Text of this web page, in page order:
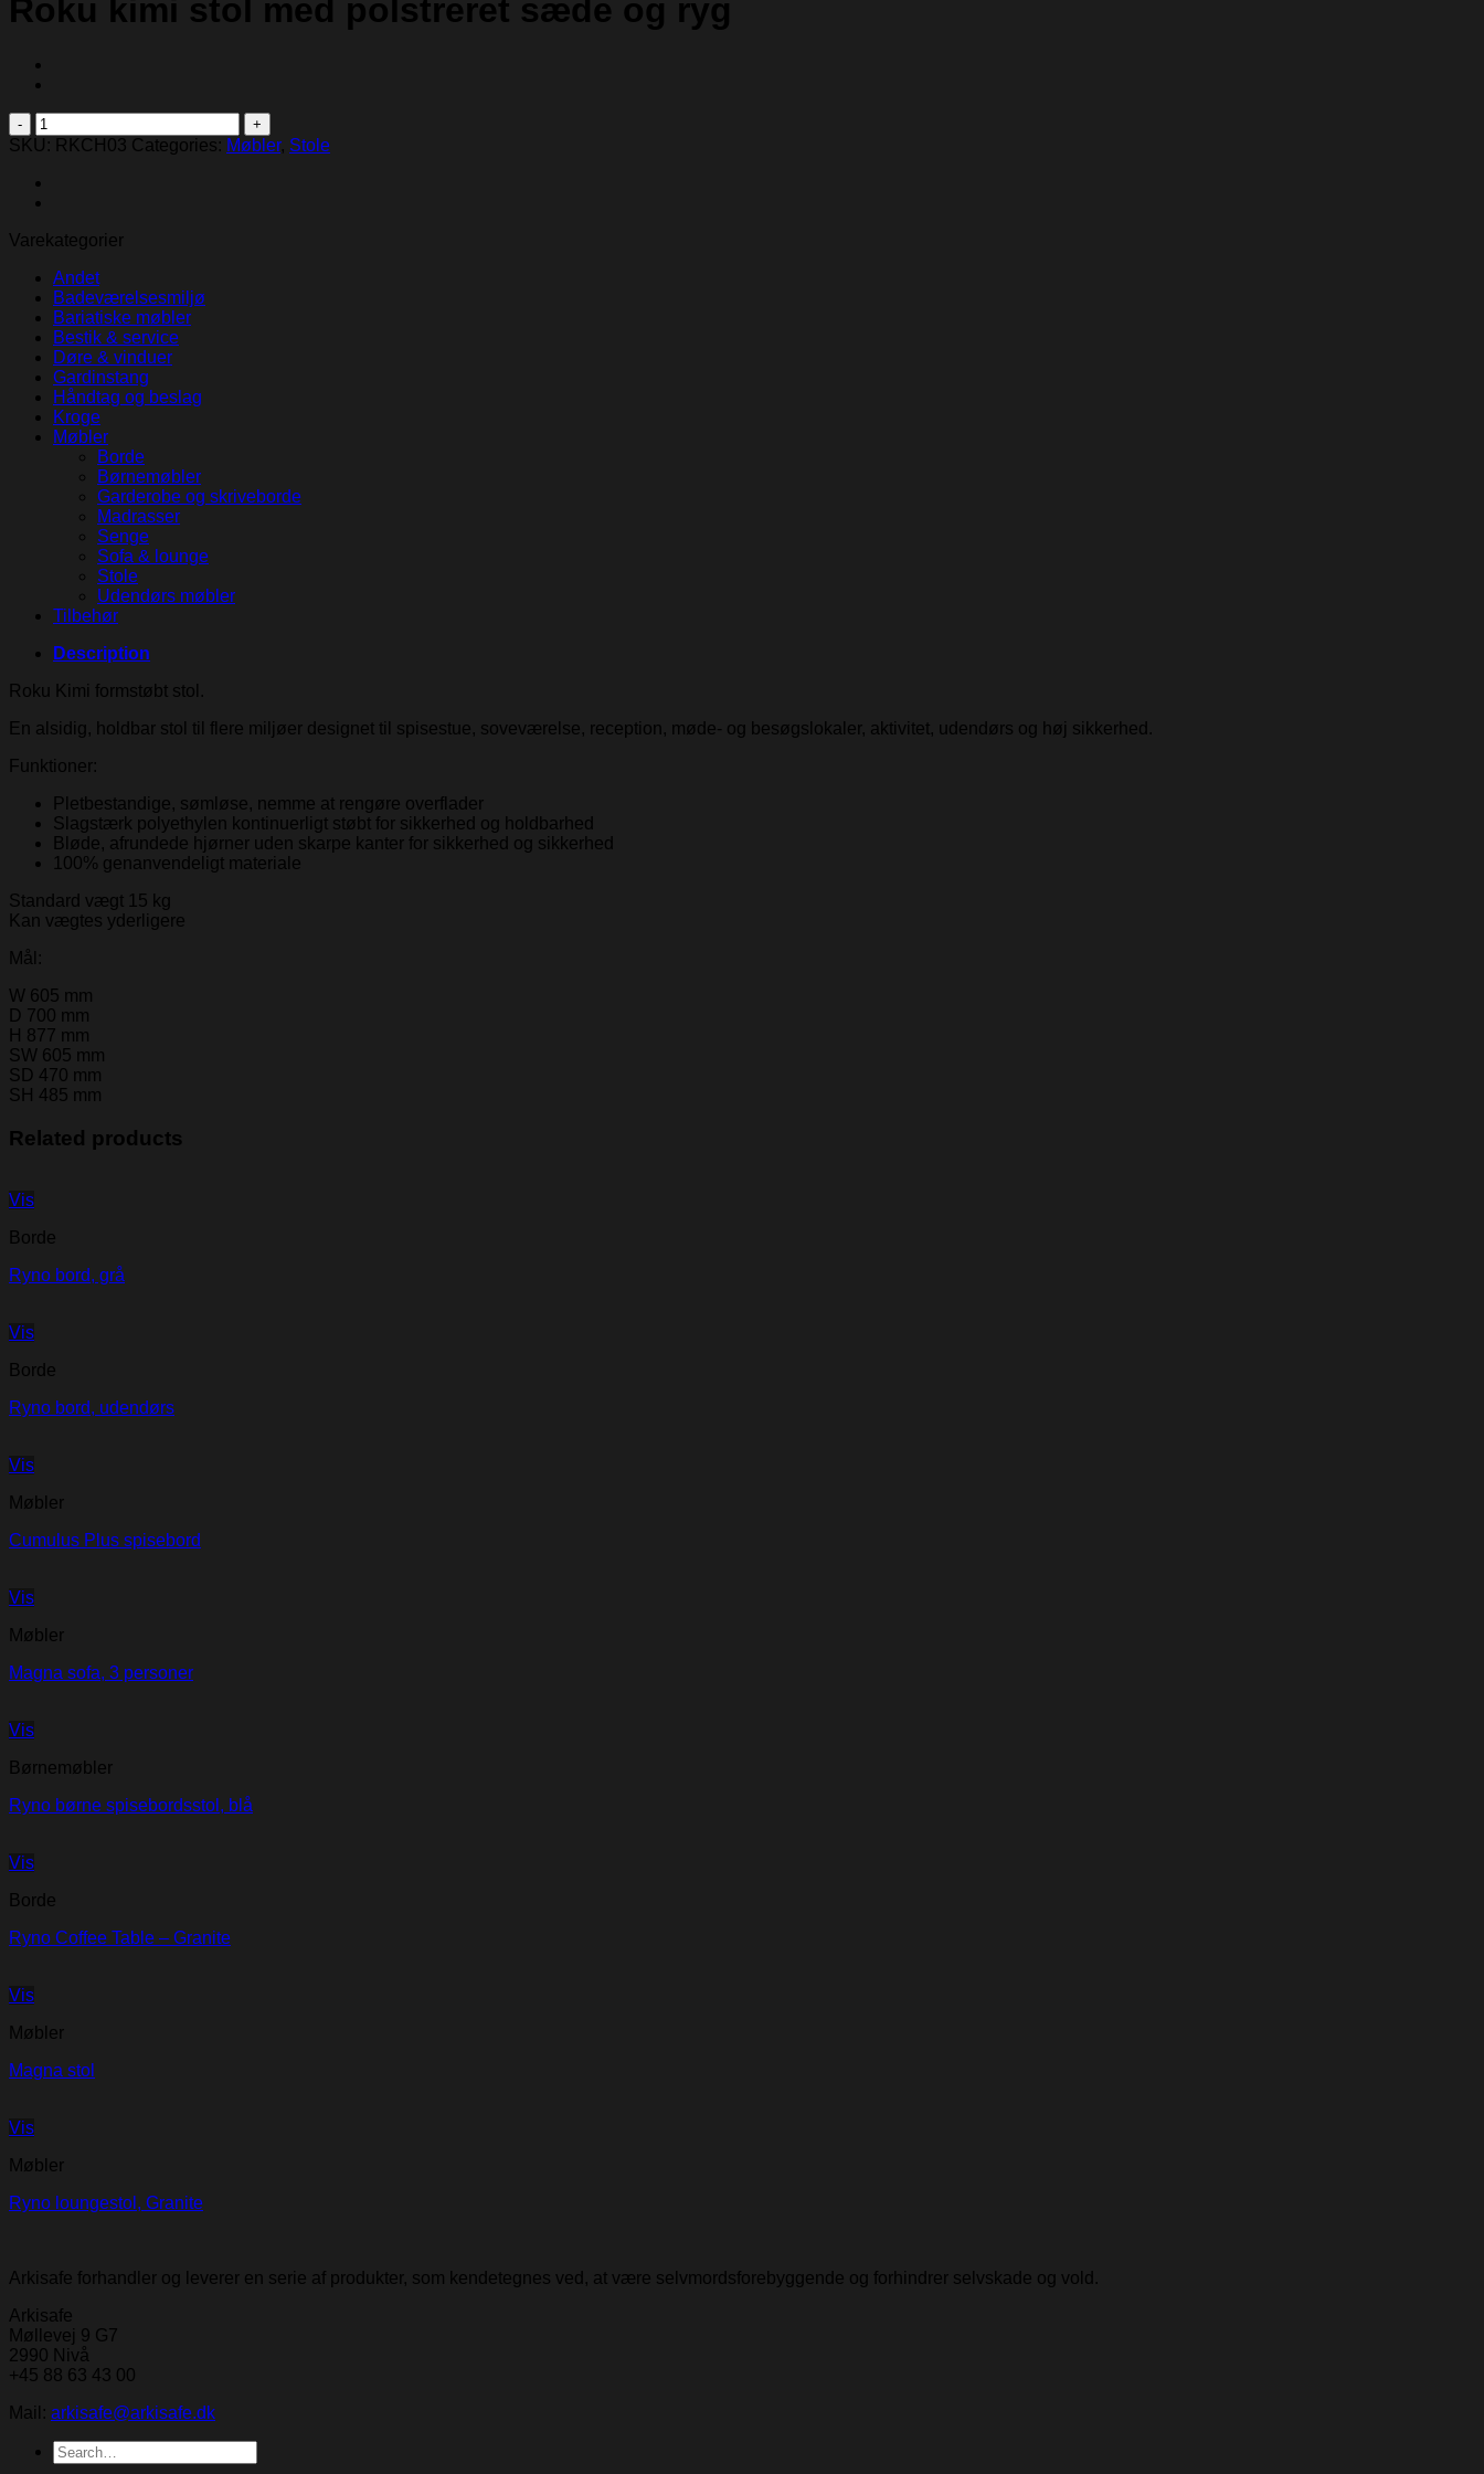
Roku kimi stol med polstreret sæde og ryg
Roku
kimi
med
polstreret
og
quantity
SKU: RKCH03 Categories: Møbler, Stole
Varekategorier
Andet
Badeværelsesmiljø
Bariatiske møbler
Bestik & service
Døre & vinduer
Gardinstang
Håndtag og beslag
Kroge
Møbler
Borde
Børnemøbler
Garderobe og skriveborde
Madrasser
Senge
Sofa & lounge
Stole
Udendørs møbler
Tilbehør
Description
Roku Kimi formstøbt stol.
En alsidig, holdbar stol til flere miljøer designet til spisestue, soveværelse, reception, møde- og besøgslokaler, aktivitet, udendørs og høj sikkerhed.
Funktioner:
Pletbestandige, sømløse, nemme at rengøre overflader
Slagstærk polyethylen kontinuerligt støbt for sikkerhed og holdbarhed
Bløde, afrundede hjørner uden skarpe kanter for sikkerhed og sikkerhed
100% genanvendeligt materiale
Standard vægt 15 kg
Kan vægtes yderligere
Mål:
W 605 mm
D 700 mm
H 877 mm
SW 605 mm
SD 470 mm
SH 485 mm
Related products
Vis
Borde
Ryno bord, grå
Vis
Borde
Ryno bord, udendørs
Vis
Møbler
Cumulus Plus spisebord
Vis
Møbler
Magna sofa, 3 personer
Vis
Børnemøbler
Ryno børne spisebordsstol, blå
Vis
Borde
Ryno Coffee Table – Granite
Vis
Møbler
Magna stol
Vis
Møbler
Ryno loungestol, Granite
Arkisafe forhandler og leverer en serie af produkter, som kendetegnes ved, at være selvmordsforebyggende og forhindrer selvskade og vold.
Arkisafe
Møllevej 9 G7
2990 Nivå
+45 88 63 43 00
Mail: arkisafe@arkisafe.dk
Search
for: